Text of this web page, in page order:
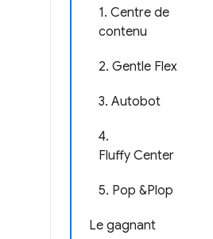
1. Centre de
contenu
2. Gentle Flex
3. Autobot
4.
Fluffy Center
5. Pop &Plop
Le gagnant